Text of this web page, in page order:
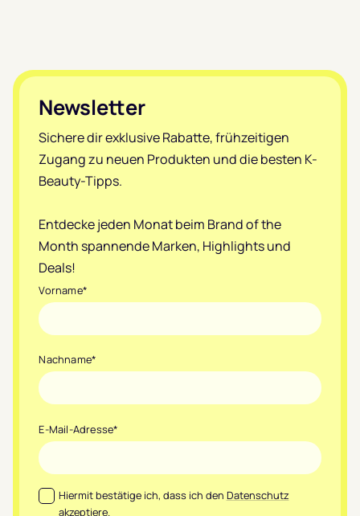
Footer
Newsletter
Sichere dir exklusive Rabatte, frühzeitigen
Zugang zu neuen Produkten und die besten K-
Beauty-Tipps.
Entdecke jeden Monat beim Brand of the
Month spannende Marken, Highlights und
Deals!
Vorname*
Nachname*
E-Mail-Adresse*
Datenschutz*
Hiermit bestätige ich, dass ich den Datenschutz
akzeptiere.